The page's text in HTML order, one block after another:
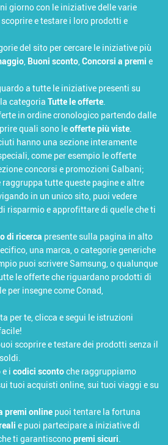
giorno con le iniziative delle varie
e testare i loro prodotti e
del sito per cercare le iniziative più
Buoni sconto Concorsi a premi e
a tutte le iniziative presenti su
categoria Tutte le offerte
in ordine cronologico partendo dalle
quali sono leofferte più viste
hanno una sezione interamente
come per esempio leofferte
concorsi e promozioni Galbani;
tutte queste pagine e altre
in un unico sito, puoi vedere
risparmio e approfittare di quelle che ti
di ricerca presente sulla pagina in alto
una marca, o categorie generiche
puoi scrivere Samsung, o qualunque
le offerte che riguardano prodotti di
per insegne come Conad,
per te, clicca e segui le istruzioni
scoprire e testare dei prodotti senza il
e i codici scontoche raggruppiamo
tuoi acquisti online, sui tuoi viaggi e su
premi online puoi tentare la fortuna
e puoi partecipare a iniziative di
ti garantisconopremi sicuri